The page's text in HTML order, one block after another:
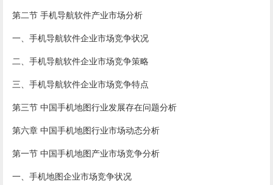
第二节 手机导航软件产业市场分析
一、手机导航软件企业市场竞争状况
二、手机导航软件企业市场竞争策略
三、手机导航软件企业市场竞争特点
第三节 中国手机地图行业发展存在问题分析
第六章 中国手机地图行业市场动态分析
第一节 中国手机地图产业市场竞争分析
一、手机地图企业市场竞争状况